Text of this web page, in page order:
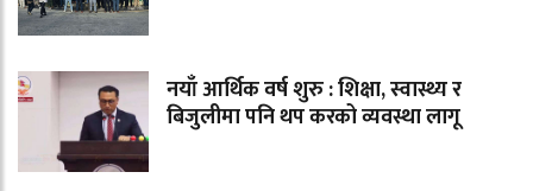
नयाँ आर्थिक वर्ष शुरु : शिक्षा, स्वास्थ्य र
बिजुलीमा पनि थप करको व्यवस्था लागू